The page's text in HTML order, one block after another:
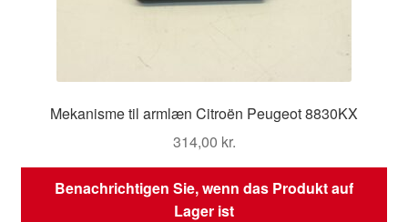
Mekanisme til armlæn Citroën Peugeot 8830KX
314,00 kr.
Benachrichtigen Sie, wenn das Produkt auf
Lager ist